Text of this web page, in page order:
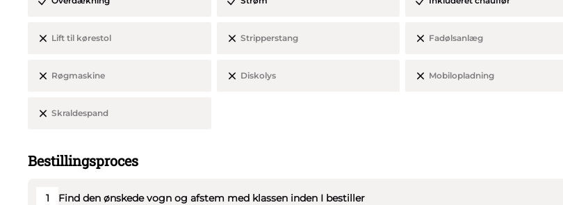
kilometer og brændstof på Jeres vogntur, og vi har naturligvis tegnet lovpligtig studenterforsikring.
chauffører har EU-bevis. Vi vedligeholder løbende vores studentervogne og de bliver én gang om året synet og
Lift til kørestol Stripperstang Fadølsanlæg
Røgmaskine Diskolys Mobilopladning
Skraldespand
Bestillingsproces
1 Find den ønskede vogn og afstem med klassen inden I bestiller